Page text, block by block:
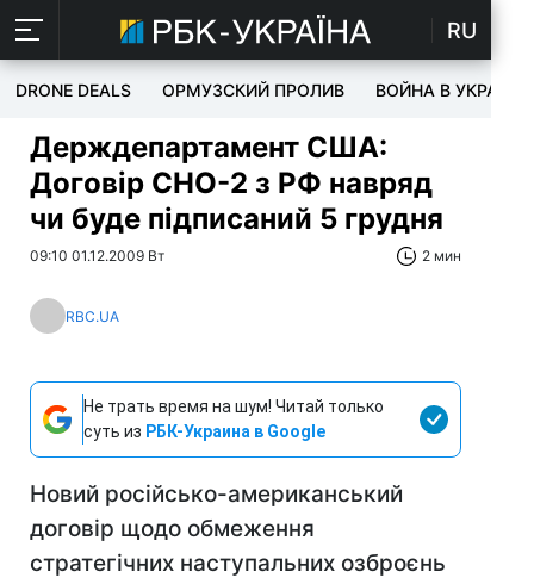
RU
DRONE DEALS ОРМУЗСКИЙ ПРОЛИВ ВОЙНА В УКРАИНЕ
Держдепартамент США:
Договір СНО-2 з РФ навряд
чи буде підписаний 5 грудня
09:10 01.12.2009 Вт 2 мин
RBC.UA
Не трать время на шум! Читай только
суть из РБК-Украина в Google
Новий російсько-американський
договір щодо обмеження
стратегічних наступальних озброєнь